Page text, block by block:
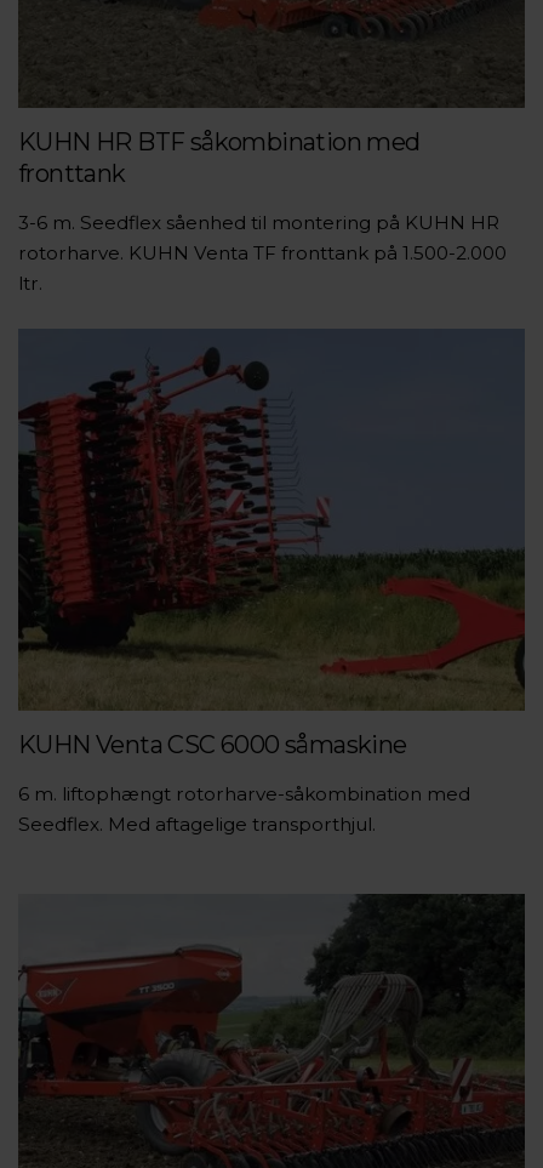
KUHN HR BTF såkombination med
fronttank
3-6 m. Seedflex såenhed til montering på KUHN HR
rotorharve. KUHN Venta TF fronttank på 1.500-2.000
ltr.
KUHN Venta CSC 6000 såmaskine
6 m. liftophængt rotorharve-såkombination med
Seedflex. Med aftagelige transporthjul.